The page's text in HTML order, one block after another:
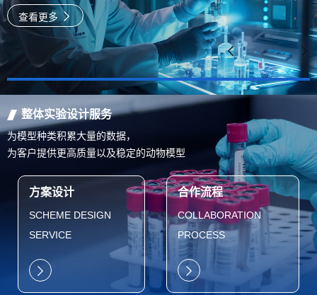
查看更多
整体实验设计服务
为模型种类积累大量的数据，
为客户提供更高质量以及稳定的动物模型
方案设计
SCHEME DESIGN
SERVICE
合作流程
COLLABORATION
PROCESS